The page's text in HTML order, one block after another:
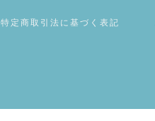
特定商取引法に基づく表記